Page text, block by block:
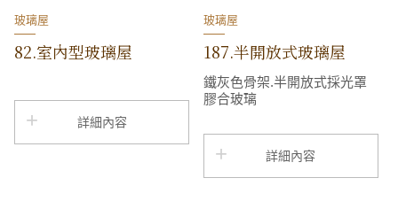
玻璃屋
82.室內型玻璃屋
詳細內容
玻璃屋
187.半開放式玻璃屋
鐵灰色骨架.半開放式採光罩
膠合玻璃
詳細內容